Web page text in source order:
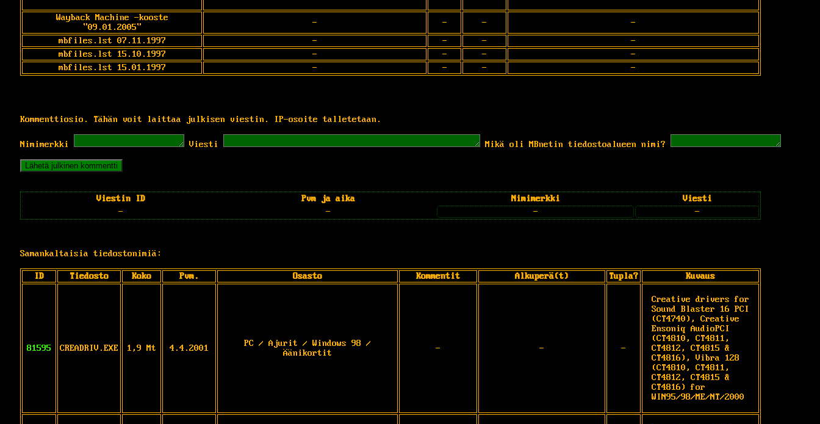
Wayback Machine -kooste
"09.01.2005"
- - -
-
mbfiles.lst 07.11.1997
- - -
-
mbfiles.lst 15.10.1997
- - -
-
mbfiles.lst 15.01.1997
- - - -
Kommenttiosio. Tähän voit laittaa julkisen viestin. IP-osoite talletetaan.
Nimimerkki Viesti Mikä oli MBnetin tiedostoalueen nimi?
Viestin ID Pvm ja aika Nimimerkki
Viesti
-
- - -
Samankaltaisia tiedostonimiä:
ID Tiedosto Koko Pvm. Osasto Kommentit Alkuperä(t) Tupla? Kuvaus
81595 CREADRIV.EXE 1,9 Mt 4.4.2001
PC / Ajurit / Windows 98 /
Äänikortit
- - -
Creative drivers for
Sound Blaster 16 PCI
(CT4740), Creative
Ensoniq AudioPCI
(CT4810, CT4811,
CT4812, CT4815 &
CT4816), Vibra 128
(CT4810, CT4811,
CT4812, CT4815 &
CT4816) for
WIN95/98/ME/NT/2000